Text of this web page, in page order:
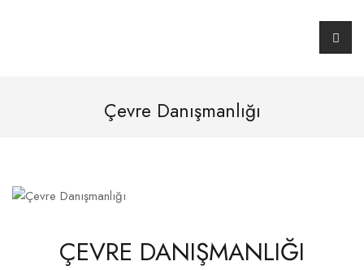
Çevre Danışmanlığı
ÇEVRE DANIŞMANLIĞI